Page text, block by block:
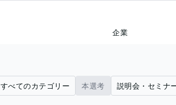
企業
すべてのカテゴリー 本選考 説明会・セミナ